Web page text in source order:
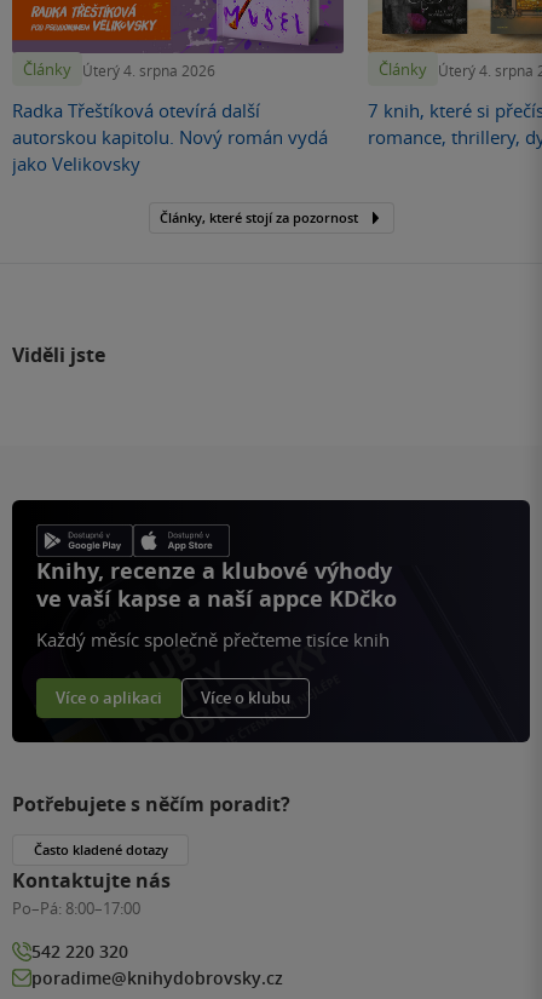
Články Úterý 4. srpna 2026
Radka Třeštíková otevírá další
autorskou kapitolu. Nový román vydá
jako Velikovsky
Články Úterý 4. srpna
7 knih, které si
romance, thrillery,
Články, které stojí za pozornost
Viděli jste
Knihy, recenze a klubové výhody
ve vaší kapse a naší appce KDčko
Každý měsíc společně přečteme tisíce knih
Více o aplikaci Více o klubu
Potřebujete s něčím poradit?
Často kladené dotazy
Kontaktujte nás
Po–Pá: 8:00–17:00
542 220 320
poradime@knihydobrovsky.cz